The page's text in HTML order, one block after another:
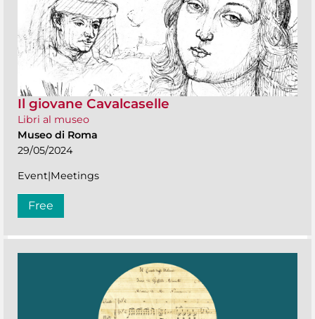
Il giovane Cavalcaselle
Libri al museo
Museo di Roma
29/05/2024
Event|Meetings
Free